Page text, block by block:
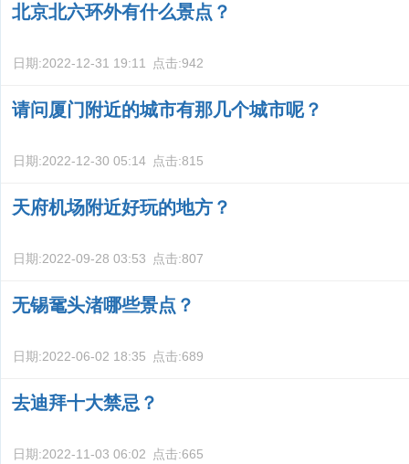
北京北六环外有什么景点？
日期:2022-12-31 19:11 点击:942
请问厦门附近的城市有那几个城市呢？
日期:2022-12-30 05:14 点击:815
天府机场附近好玩的地方？
日期:2022-09-28 03:53 点击:807
无锡鼋头渚哪些景点？
日期:2022-06-02 18:35 点击:689
去迪拜十大禁忌？
日期:2022-11-03 06:02 点击:665